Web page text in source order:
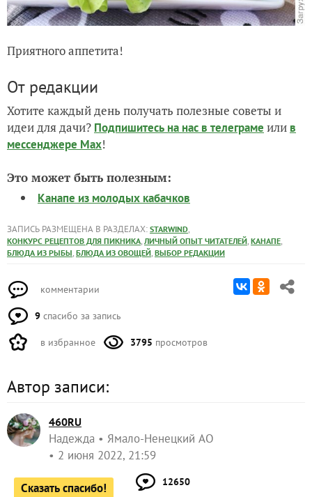
Приятного аппетита!
От редакции
Хотите каждый день получать полезные советы и
идеи для дачи? Подпишитесь на нас в телеграме или в
мессенджере Max!
Это может быть полезным:
Канапе из молодых кабачков
ЗАПИСЬ РАЗМЕЩЕНА В РАЗДЕЛАХ: STARWIND,
КОНКУРС РЕЦЕПТОВ ДЛЯ ПИКНИКА, ЛИЧНЫЙ ОПЫТ ЧИТАТЕЛЕЙ, КАНАПЕ,
БЛЮДА ИЗ РЫБЫ, БЛЮДА ИЗ ОВОЩЕЙ, ВЫБОР РЕДАКЦИИ
комментарии
9 спасибо за запись
в избранное 3795 просмотров
Автор записи:
460RU
Надежда
Ямало-Ненецкий АО
2 июня 2022, 21:59
Сказать спасибо! 12650